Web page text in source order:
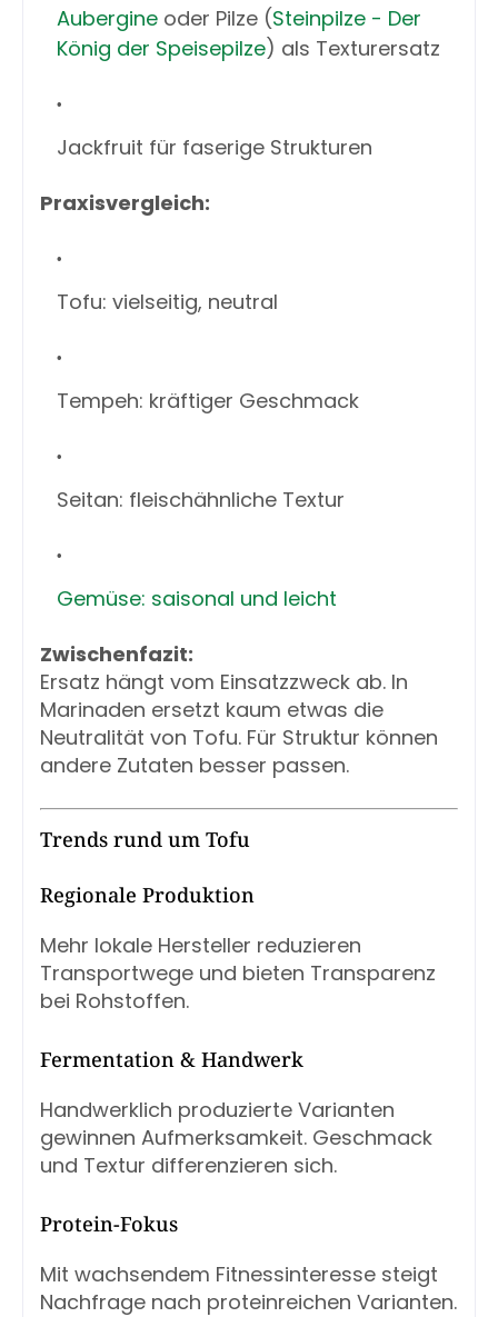
Aubergine oder Pilze (Steinpilze - Der
König der Speisepilze) als Texturersatz
Jackfruit für faserige Strukturen
Praxisvergleich:
Tofu: vielseitig, neutral
Tempeh: kräftiger Geschmack
Seitan: fleischähnliche Textur
Gemüse: saisonal und leicht
Zwischenfazit:
Ersatz hängt vom Einsatzzweck ab. In
Marinaden ersetzt kaum etwas die
Neutralität von Tofu. Für Struktur können
andere Zutaten besser passen.
Trends rund um Tofu
Regionale Produktion
Mehr lokale Hersteller reduzieren
Transportwege und bieten Transparenz
bei Rohstoffen.
Fermentation & Handwerk
Handwerklich produzierte Varianten
gewinnen Aufmerksamkeit. Geschmack
und Textur differenzieren sich.
Protein-Fokus
Mit wachsendem Fitnessinteresse steigt
Nachfrage nach proteinreichen Varianten.